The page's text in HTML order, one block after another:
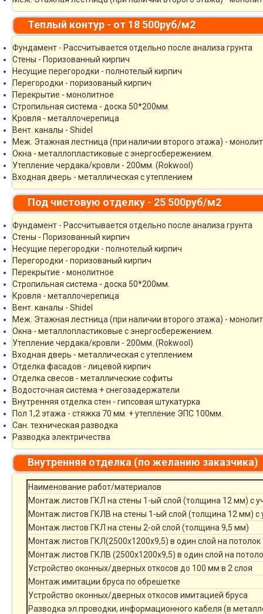
Теплый контур - от 18 500руб/м2
Фундамент - Рассчитывается отдельно после анализа грунта
Стены - Поризованный кирпич
Несущие перегородки - полнотелый кирпич
Перегородки - поризованый кирпич
Перекрытие - монолитное
Стропильная система - доска 50*200мм.
Кровля - металлочерепица
Вент. каналы - Shidel
Меж. Этажная лестница (при наличии второго этажа) -
Окна - металлопластиковые с энергосбережением.
Утепление чердака/кровли - 200мм. (Rokwool)
Входная дверь - металлическая с утеплением
Под чистовую отделку - 25 500руб/м2
Фундамент - Рассчитывается отдельно после анализа грунта
Стены - Поризованный кирпич
Несущие перегородки - полнотелый кирпич
Перегородки - поризованый кирпич
Перекрытие - монолитное
Стропильная система - доска 50*200мм.
Кровля - металлочерепица
Вент. каналы - Shidel
Меж. Этажная лестница (при наличии второго этажа) -
Окна - металлопластиковые с энергосбережением.
Утепление чердака/кровли - 200мм. (Rokwool)
Входная дверь - металлическая с утеплением
Отделка фасадов - лицевой кирпич
Отделка свесов - металлические софиты
Водосточная система + снегозадержатели
Внутренняя отделка стен - гипсовая штукатурка
Пол 1,2 этажа - стяжка 70 мм. + утепление ЭПС 100мм.
Сан. техническая разводка
Разводка электричества
Внутренняя отделка (по желанию заказчика)
Наименование работ/материалов
Монтаж листов ГКЛ на стены 1-ый слой (толщина 12 мм) с
Монтаж листов ГКЛВ на стены 1-ый слой (толщина 12 мм) с
Монтаж листов ГКЛ на стены 2-ой слой (толщина 9,5 мм)
Монтаж листов ГКЛ(2500х1200х9,5) в один слой на потолок
Монтаж листов ГКЛВ (2500х1200х9,5) в один слой на
Устройство оконных/дверных откосов до 100 мм в 2 слоя
Монтаж имитации бруса по обрешетке
Устройство оконных/дверных откосов имитацией бруса
Разводка эл.проводки, информационного кабеля (в